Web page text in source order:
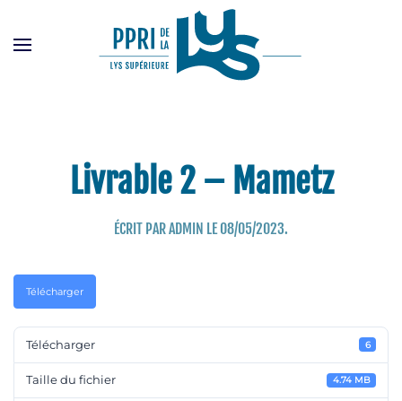
Livrable 2 – Mametz
ÉCRIT PARADMIN LE08/05/2023.
Télécharger
Télécharger 6
Taille du fichier 4.74 MB